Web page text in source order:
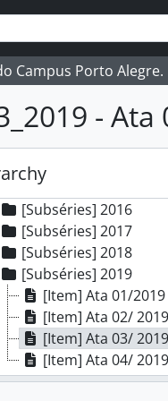
de busca
Campus Porto Alegre.
- Ata
Campus Porto Alegre
Comissão
Comissão
Comissão
Conselho do
Direção Geral
Diretoria de
[Séries] Atas da
[Subséries] 2016
[Subséries] 2017
[Subséries] 2018
[Subséries] 2019
[Item] Ata 01/2019
[Item] Ata 02/ 2019
[Item] Ata 03/ 2019
[Item] Ata 04/ 2019
[Subséries] 2020